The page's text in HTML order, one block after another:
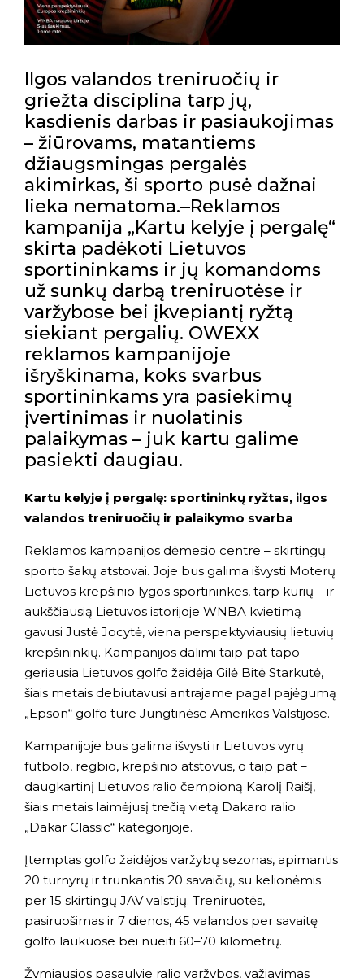
Ilgos valandos treniruočių ir
griežta disciplina tarp jų,
kasdienis darbas ir pasiaukojimas
– žiūrovams, matantiems
džiaugsmingas pergalės
akimirkas, ši sporto pusė dažnai
lieka nematoma. Reklamos
kampanija „Kartu kelyje į pergalę“
skirta padėkoti Lietuvos
sportininkams ir jų komandoms
už sunkų darbą treniruotėse ir
varžybose bei įkvepiantį ryžtą
siekiant pergalių. OWEXX
reklamos kampanijoje
išryškinama, koks svarbus
sportininkams yra pasiekimų
įvertinimas ir nuolatinis
palaikymas – juk kartu galime
pasiekti daugiau.
Kartu kelyje į pergalę: sportininkų ryžtas, ilgos
valandos treniruočių ir palaikymo svarba
Reklamos kampanijos dėmesio centre – skirtingų
sporto šakų atstovai. Joje bus galima išvysti Moterų
Lietuvos krepšinio lygos sportininkes, tarp kurių – ir
aukščiausią Lietuvos istorijoje WNBA kvietimą
gavusi Justė Jocytė, viena perspektyviausių lietuvių
krepšininkių. Kampanijos dalimi taip pat tapo
geriausia Lietuvos golfo žaidėja Gilė Bitė Starkutė,
šiais metais debiutavusi antrajame pagal pajėgumą
„Epson“ golfo ture Jungtinėse Amerikos Valstijose.
Kampanijoje bus galima išvysti ir Lietuvos vyrų
futbolo, regbio, krepšinio atstovus, o taip pat –
daugkartinį Lietuvos ralio čempioną Karolį Raišį,
šiais metais laimėjusį trečią vietą Dakaro ralio
„Dakar Classic“ kategorijoje.
Įtemptas golfo žaidėjos varžybų sezonas, apimantis
20 turnyrų ir trunkantis 20 savaičių, su kelionėmis
per 15 skirtingų JAV valstijų. Treniruotės,
pasiruošimas ir 7 dienos, 45 valandos per savaitę
golfo laukuose bei nueiti 60–70 kilometrų.
Žymiausios pasaulyje ralio varžybos, važiavimas